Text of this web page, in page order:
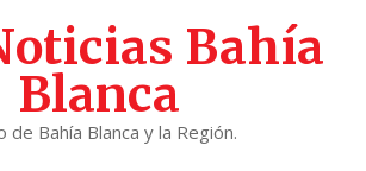
Bahía
Blanca
de Bahía Blanca y la Región.